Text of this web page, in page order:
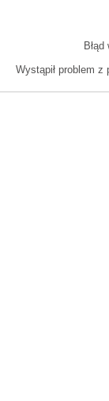
Wystąpił problem z